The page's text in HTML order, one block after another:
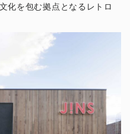
化を包む拠点となるレトロ